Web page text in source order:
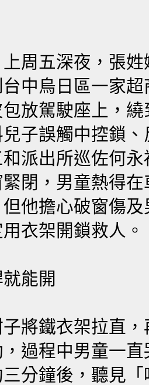
周五深夜，張
中烏日區一家
放駕駛座上，
子誤觸中控鎖
派出所巡佐何
緊閉，男童熱得
但他擔心破窗傷
衣架開鎖救人。
能開
將鐵衣架拉直
，過程中男童一
分鐘後，聽見